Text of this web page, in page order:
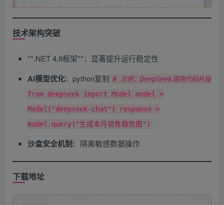
技术架构突破
​**.NET 4.8框架**​：显著提升运行稳定性
AI模型优化​：python复制 # 示例：DeepSeek调用代码片段
from deepseek import Model model =
Model("deepseek-chat") response =
model.query("生成本月销售趋势图")
沙盒安全机制​：隔离敏感数据操作
下载地址